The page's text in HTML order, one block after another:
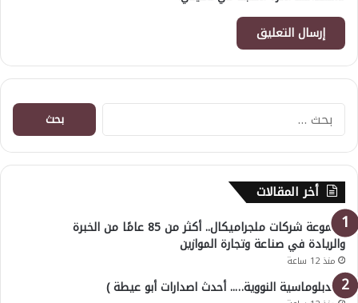
البحث
عن:
أخر المقالات
مجموعة شركات ملجراميكال.. أكثر من 85 عامًا من الخبرة
والريادة في صناعة وتجارة الموازين
منذ 12 ساعة
( الدبلوماسية النووية….. أحدث اصدارات أبو عيطة )